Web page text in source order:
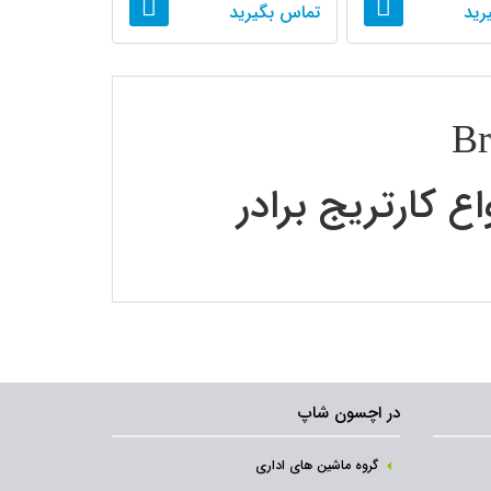
تماس بگیرید
پرینتر اقدام می کنید یکی از موارد بسیار مهمی
این مواد مصرفی در پرینترهای جوهر افشان و
در اچسون شاپ
گروه ماشین های اداری